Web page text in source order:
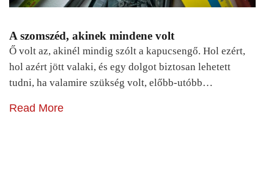
A szomszéd, akinek mindene volt
Ő volt az, akinél mindig szólt a kapucsengő. Hol ezért,
hol azért jött valaki, és egy dolgot biztosan lehetett
tudni, ha valamire szükség volt, előbb-utóbb…
Read More